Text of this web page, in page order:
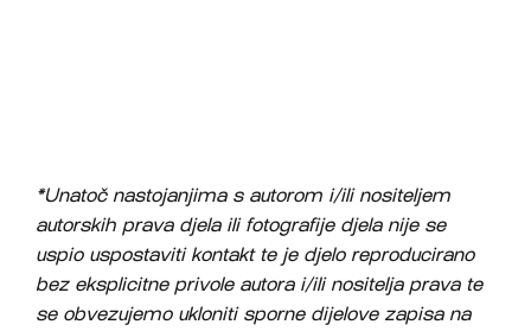
*Unatoč nastojanjima s autorom i/ili nositeljem
autorskih prava djela ili fotografije djela nije se
uspio uspostaviti kontakt te je djelo reproducirano
bez eksplicitne privole autora i/ili nositelja prava te
se obvezujemo ukloniti sporne dijelove zapisa na